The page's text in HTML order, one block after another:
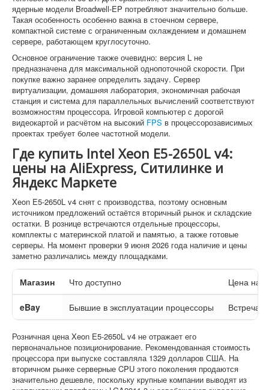
ядерные модели Broadwell-EP потребляют значительно больше.
Такая особенность особенно важна в стоечном сервере,
компактной системе с ограниченным охлаждением и домашнем
сервере, работающем круглосуточно.
Основное ограничение также очевидно: версия L не
предназначена для максимальной однопоточной скорости. При
покупке важно заранее определить задачу. Сервер
виртуализации, домашняя лаборатория, экономичная рабочая
станция и система для параллельных вычислений соответствуют
возможностям процессора. Игровой компьютер с дорогой
видеокартой и расчётом на высокий FPS в процессорозависимых
проектах требует более частотной модели.
Где купить Intel Xeon E5-2650L v4:
цены на AliExpress, Ситилинке и
Яндекс Маркете
Xeon E5-2650L v4 снят с производства, поэтому основным
источником предложений остаётся вторичный рынок и складские
остатки. В рознице встречаются отдельные процессоры,
комплекты с материнской платой и памятью, а также готовые
серверы. На момент проверки 9 июня 2026 года наличие и цены
заметно различались между площадками.
Магазин Что доступно Цена на
eBay Бывшие в эксплуатации процессоры
Розничная цена Xeon E5-2650L v4 не отражает его
первоначальное позиционирование. Рекомендованная стоимость
процессора при выпуске составляла 1329 долларов США. На
вторичном рынке серверные CPU этого поколения продаются
значительно дешевле, поскольку крупные компании выводят из